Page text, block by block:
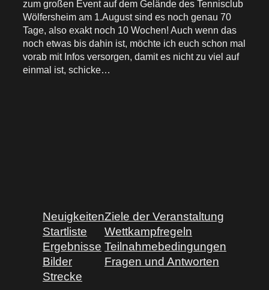
zum großen Event auf dem Gelände des Tennisclub
Wölfersheim am 1.August sind es noch genau 70
Tage, also exakt noch 10 Wochen! Auch wenn das
noch etwas bis dahin ist, möchte ich euch schon mal
vorab mit Infos versorgen, damit es nicht zu viel auf
einmal ist, schicke…
Neuigkeiten
Startliste
Ergebnisse
Bilder
Strecke
Ziele der Veranstaltung
Wettkampfregeln
Teilnahmebedingungen
Fragen und Antworten